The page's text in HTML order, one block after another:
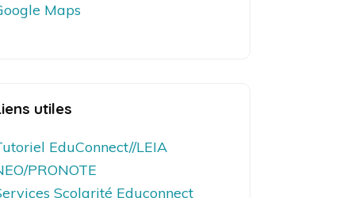
Maps
utiles
EduConnect//LEIA
PRONOTE
Scolarité Educonnect